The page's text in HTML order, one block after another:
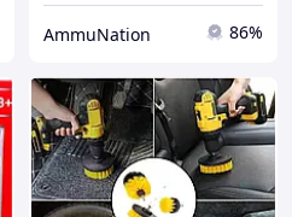
AmmuNation 86%